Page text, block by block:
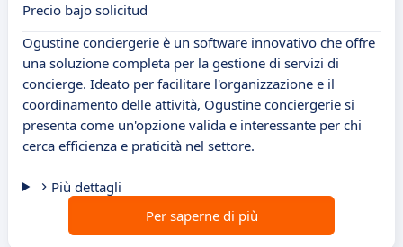
Precio bajo solicitud
Ogustine conciergerie è un software innovativo che offre
una soluzione completa per la gestione di servizi di
concierge. Ideato per facilitare l'organizzazione e il
coordinamento delle attività, Ogustine conciergerie si
presenta come un'opzione valida e interessante per chi
cerca efficienza e praticità nel settore.
Più dettagli
Per saperne di più